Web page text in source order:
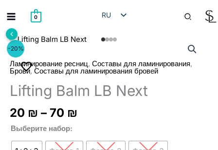
содержимому
0
RU
AR
Поиск
-20%
Ламинирование ресниц, Составы для ламинирования,
Брови, Составы для ламинирования бровей
Lifting Balm LB Next
20 ₪ – 70 ₪
Выберите набор